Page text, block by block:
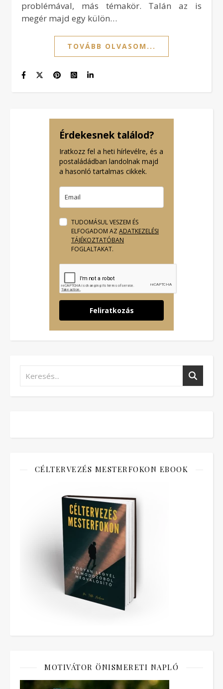
problémával, más témakör. Talán az is
megér majd egy külön…
TOVÁBB OLVASOM...
Érdekesnek találod?
Iratkozz fel a heti hírlevélre, és a
postaládádban landolnak majd
a hasonló tartalmas cikkek.
TUDOMÁSUL VESZEM ÉS
ELFOGADOM AZ ADATKEZELÉSI
TÁJÉKOZTATÓBAN
FOGLALTAKAT.
Feliratkozás
CÉLTERVEZÉS MESTERFOKON EBOOK
MOTIVÁTOR ÖNISMERETI NAPLÓ